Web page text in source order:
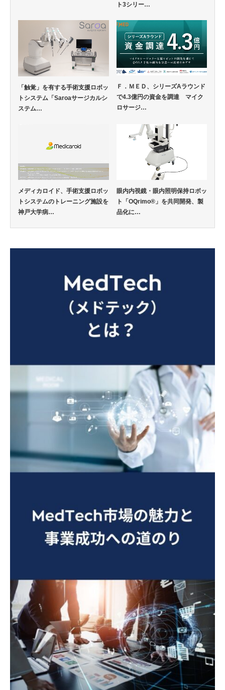
ト3シリー…
「触覚」を有する手術支援ロボッ
トシステム「Saroaサージカルシ
ステム…
Ｆ．ＭＥＤ、シリーズAラウンド
で4.3億円の資金を調達 マイク
ロサージ…
メディカロイド、手術支援ロボッ
トシステムのトレーニング施設を
神戸大学病…
眼内内視鏡・眼内照明保持ロボッ
ト「OQrimo®」を共同開発、製
品化に…